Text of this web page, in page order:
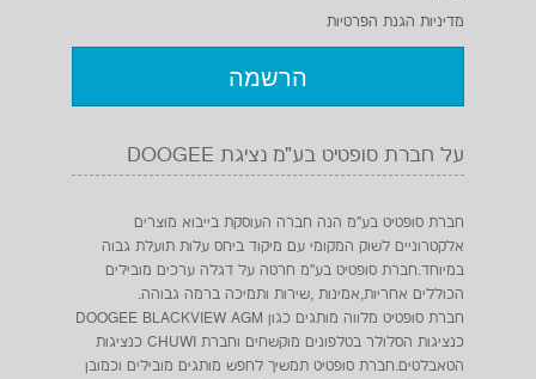
מדיניות הגנת הפרטיות
על חברת סופטיט בע"מ נציגת DOOGEE
חברת סופטיט בע"מ הנה חברה העוסקת בייבוא מוצרים
אלקטרוניים לשוק המקומי עם מיקוד ביחס עלות תועלת גבוה
במיוחד.חברת סופטיט בע"מ חרטה על דגלה ערכים מובילים
הכוללים אחריות,אמינות ,שירות ותמיכה ברמה גבוהה.
חברת סופטיט מלווה מותגים כגון DOOGEE BLACKVIEW AGM
כנציגות הסלולר בטלפונים מוקשחים וחברת CHUWI כנציגות
הטאבלטים.חברת סופטיט תמשיך לחפש מותגים מובילים וכמובן